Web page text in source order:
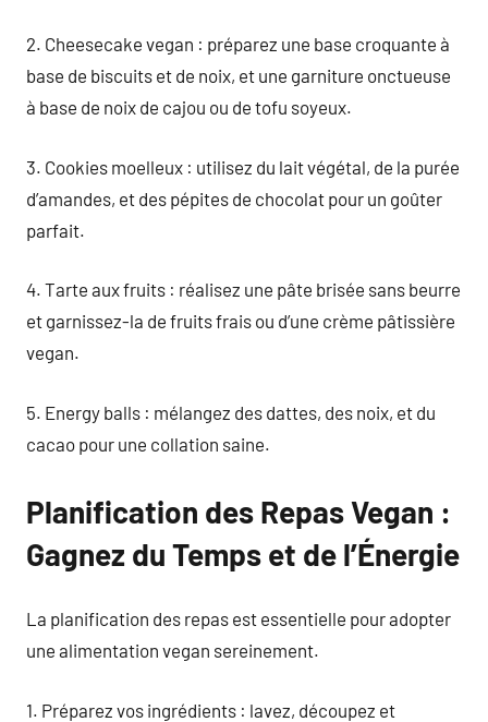
2. Cheesecake vegan : préparez une base croquante à
base de biscuits et de noix, et une garniture onctueuse
à base de noix de cajou ou de tofu soyeux.
3. Cookies moelleux : utilisez du lait végétal, de la purée
d’amandes, et des pépites de chocolat pour un goûter
parfait.
4. Tarte aux fruits : réalisez une pâte brisée sans beurre
et garnissez-la de fruits frais ou d’une crème pâtissière
vegan.
5. Energy balls : mélangez des dattes, des noix, et du
cacao pour une collation saine.
Planification des Repas Vegan :
Gagnez du Temps et de l’Énergie
La planification des repas est essentielle pour adopter
une alimentation vegan sereinement.
1. Préparez vos ingrédients : lavez, découpez et